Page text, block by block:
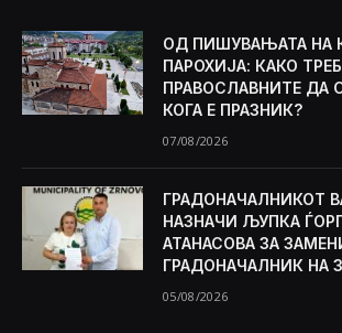
ОД ПИШУВАЊАТА НА
ПАРОХИЈА: КАКО
ПРАВОСЛАВНИТЕ ДА
КОГА Е ПРАЗНИК?
07/08/2026
ГРАДОНАЧАЛНИКОТ
НАЗНАЧИ ЉУПКА
АТАНАСОВА ЗА
ГРАДОНАЧАЛНИК НА
05/08/2026